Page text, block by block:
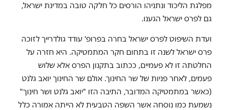
מפלגת הליכוד ונתניהו הורסים כל חלקה טובה במדינת ישראל,
גם לפרס ישראל הגענו.
ועדת השיפוט לפרס ישראל בחרה בפרופ' עודד גולדרייך לזוכה
פרס ישראל לשנה זו בתחום חקר המתמטיקה. היא חזרה על
החלטתה זו לא פעמיים, ככתוב בתקנון הפרס אלא שלוש
פעמים, לאחר פניות של שר החינוך. אולם שר החינוך יואב גלנט
(כאשר במתמטיקה המדובר, התיבה הזו "יואב גלנט ושר חינוך"
נשמעת כמו נוסחה אשר השפה הטבעית לא הייתה אמורה כלל